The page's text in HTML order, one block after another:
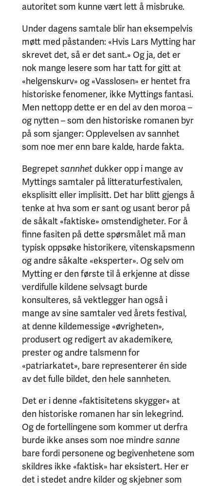
autoritet som kunne vært lett å misbruke.
Under dagens samtale blir han eksempelvis
møtt med påstanden: «Hvis Lars Mytting har
skrevet det, så er det sant.» Og ja, det er
nok mange lesere som har tatt for gitt at
«helgenskurv» og «Vasslosen» er hentet fra
historiske fenomener, ikke Myttings fantasi.
Men nettopp dette er en del av den moroa –
og nytten – som den historiske romanen byr
på som sjanger: Opplevelsen av sannhet
som noe mer enn bare kalde, harde fakta.
Begrepetsannhetdukker opp i mange av
Myttings samtaler på litteraturfestivalen,
eksplisitt eller implisitt. Det har blitt gjengs å
tenke at hva som er sant og usant beror på
de såkalt «faktiske» omstendigheter. For å
finne fasiten på dette spørsmålet må man
typisk oppsøke historikere, vitenskapsmenn
og andre såkalte «eksperter». Og selv om
Mytting er den første til å erkjenne at disse
verdifulle kildene selvsagt burde
konsulteres, så vektlegger han også i
mange av sine samtaler ved årets festival,
at denne kildemessige «øvrigheten»,
produsert og redigert av akademikere,
prester og andre talsmenn for
«patriarkatet», bare representerer én side
av det fulle bildet, den hele sannheten.
Det er i denne «faktisitetens skygger» at
den historiske romanen har sin lekegrind.
Og de fortellingene som kommer ut derfra
burde ikke anses som noe mindre sanne
bare fordi personene og begivenhetene som
skildres ikke «faktisk» har eksistert. Her er
det i stedet andre kilder og skjebner som